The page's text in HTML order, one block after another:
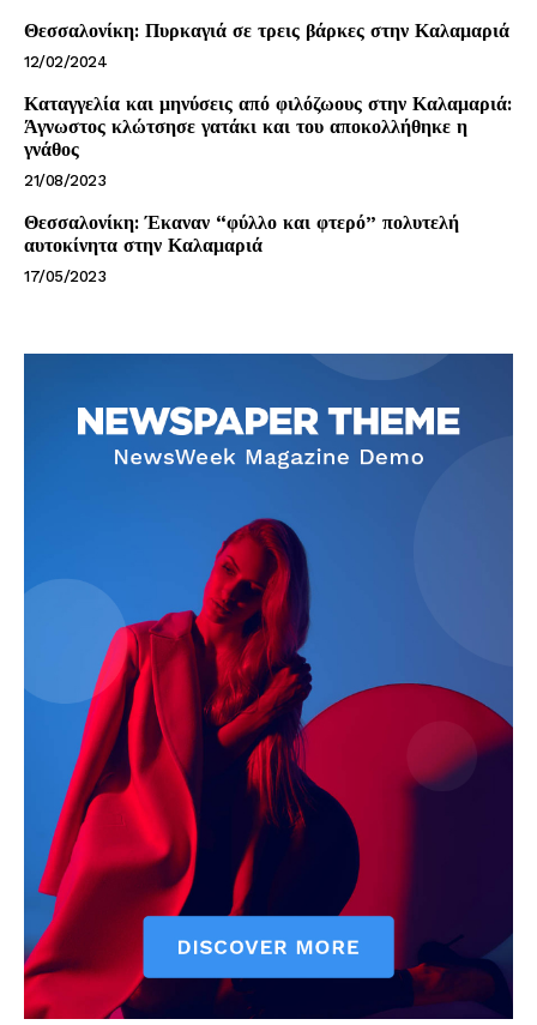
Θεσσαλονίκη: Πυρκαγιά σε τρεις βάρκες στην Καλαμαριά
12/02/2024
Καταγγελία και μηνύσεις από φιλόζωους στην Καλαμαριά:
Άγνωστος κλώτσησε γατάκι και του αποκολλήθηκε η
γνάθος
21/08/2023
Θεσσαλονίκη: Έκαναν “φύλλο και φτερό” πολυτελή
αυτοκίνητα στην Καλαμαριά
17/05/2023